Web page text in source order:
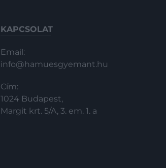
KAPCSOLAT
Email:
info@hamuesgyemant.hu
Cím:
1024 Budapest,
Margit krt. 5/A, 3. em. 1. a